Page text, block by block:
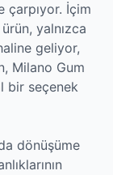
çarpıyor. İçim
yalnızca
geliyor,
Milano Gum
bir seçenek
dönüşüme